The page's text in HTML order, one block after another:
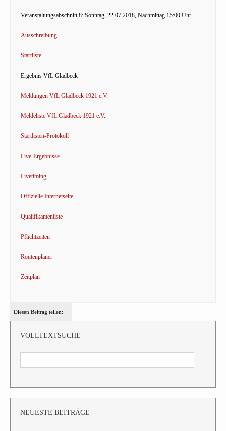
Veranstaltungsabschnitt 8: Sonntag, 22.07.2018, Nachmittag 15:00 Uhr
Ausschreibung
Startliste
Ergebnis VfL Gladbeck
Meldungen VfL Gladbeck 1921 e.V.
Meldeliste VfL Gladbeck 1921 e.V.
Startlisten-Protokoll
Live-Ergebnisse
Livetiming
Offizielle Internetseite
Qualifikantenliste
Pflichtzeiten
Routenplaner
Zeitplan
Diesen Beitrag teilen:
VOLLTEXTSUCHE
NEUESTE BEITRÄGE